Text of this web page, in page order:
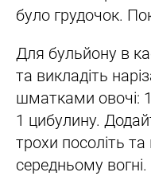
було грудочок.
Для бульйону в
та викладіть
шматками овочі:
1 цибулину.
трохи посоліть
середньому вогні.